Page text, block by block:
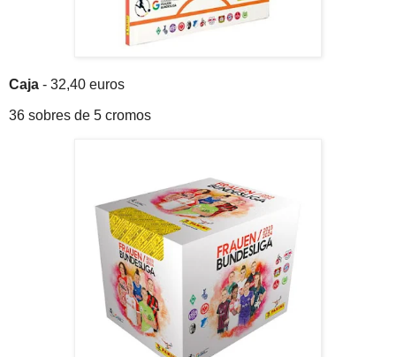
Caja - 32,40 euros
36 sobres de 5 cromos